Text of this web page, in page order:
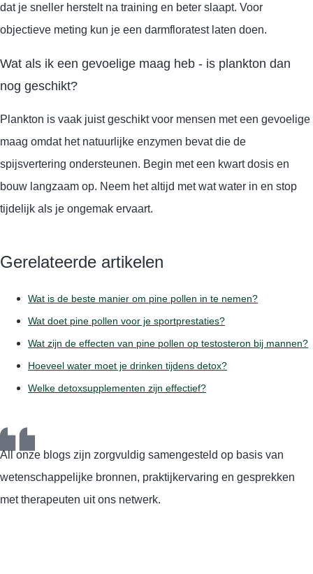
dat je sneller herstelt na training en beter slaapt. Voor
objectieve meting kun je een darmfloratest laten doen.
Wat als ik een gevoelige maag heb - is plankton dan
nog geschikt?
Plankton is vaak juist geschikt voor mensen met een gevoelige
maag omdat het natuurlijke enzymen bevat die de
spijsvertering ondersteunen. Begin met een kwart dosis en
bouw langzaam op. Neem het altijd met wat water in en stop
tijdelijk als je ongemak ervaart.
Gerelateerde artikelen
Wat is de beste manier om pine pollen in te nemen?
Wat doet pine pollen voor je sportprestaties?
Wat zijn de effecten van pine pollen op testosteron bij mannen?
Hoeveel water moet je drinken tijdens detox?
Welke detoxsupplementen zijn effectief?
All onze blogs zijn zorgvuldig samengesteld op basis van
wetenschappelijke bronnen, praktijkervaring en gesprekken
met therapeuten uit ons netwerk.